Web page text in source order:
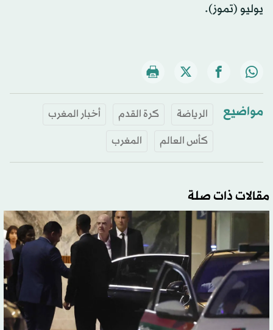
يوليو (تموز).
مواضيع الرياضة كرة القدم
أخبار المغرب
كأس العالم
المغرب
مقالات ذات صلة